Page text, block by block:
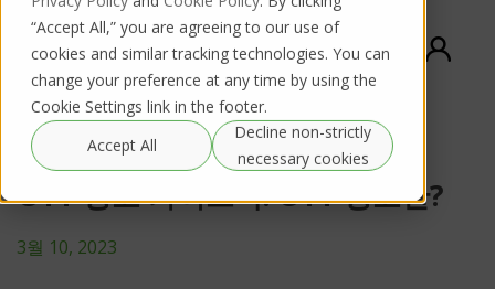
“Accept All,” you are agreeing to our use of
cookies and similar tracking technologies. You can
change your preference at any time by using the
Cookie Settings link in the footer.
Accept All
Decline non-strictly
necessary cookies
OTT 광고 가이드북: OTT 광고란?
3월 10, 2023